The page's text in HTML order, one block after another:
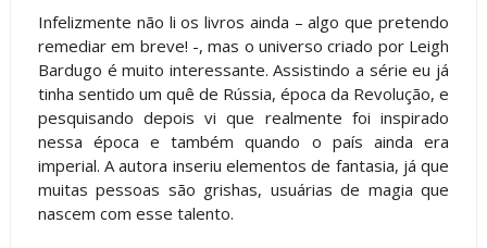
Infelizmente não li os livros ainda – algo que pretendo
remediar em breve! -, mas o universo criado por Leigh
Bardugo é muito interessante. Assistindo a série eu já
tinha sentido um quê de Rússia, época da Revolução, e
pesquisando depois vi que realmente foi inspirado
nessa época e também quando o país ainda era
imperial. A autora inseriu elementos de fantasia, já que
muitas pessoas são grishas, usuárias de magia que
nascem com esse talento.